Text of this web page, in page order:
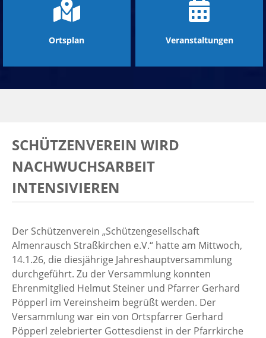
Ortsplan Veranstaltungen
SCHÜTZENVEREIN WIRD
NACHWUCHSARBEIT
INTENSIVIEREN
Der Schützenverein „Schützengesellschaft
Almenrausch Straßkirchen e.V.“ hatte am Mittwoch,
14.1.26, die diesjährige Jahreshauptversammlung
durchgeführt. Zu der Versammlung konnten
Ehrenmitglied Helmut Steiner und Pfarrer Gerhard
Pöpperl im Vereinsheim begrüßt werden. Der
Versammlung war ein von Ortspfarrer Gerhard
Pöpperl zelebrierter Gottesdienst in der Pfarrkirche